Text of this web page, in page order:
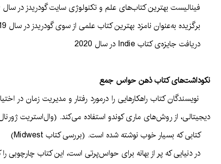
فینالیست بهترین کتاب‌های علم و تکنولوژی سایت گودریدز در سال 2019
برگزیده به‌عنوان نامزد بهترین کتاب علمی از سوی گودریدز در سال 2019
دریافت جایزه‌ی کتاب Indie در سال 2020
نکوداشت‌های کتاب ذهن حواس جمع
نویسندگان کتاب راهکارهایی را درمورد رفتار و مدیریت زمان در
دیجیتالی، از روش‌‌های ماری کوندو استفاده می‌کند. (وال‌استریت
کتابی که بسیار خوب نوشته شده است. (بررسی کتاب Midwest)
در دنیایی که پر از بهانه برای حواس‌پرتی است، این کتاب چارچوبی